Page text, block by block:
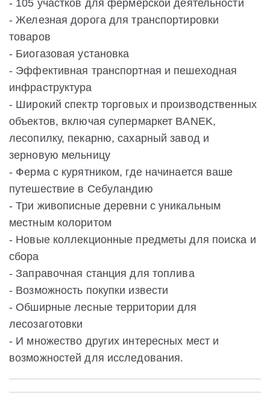
- 105 участков для фермерской деятельности
- Железная дорога для транспортировки
товаров
- Биогазовая установка
- Эффективная транспортная и пешеходная
инфраструктура
- Широкий спектр торговых и производственных
объектов, включая супермаркет BANEK,
лесопилку, пекарню, сахарный завод и
зерновую мельницу
- Ферма с курятником, где начинается ваше
путешествие в Себуландию
- Три живописные деревни с уникальным
местным колоритом
- Новые коллекционные предметы для поиска и
сбора
- Заправочная станция для топлива
- Возможность покупки извести
- Обширные лесные территории для
лесозаготовки
- И множество других интересных мест и
возможностей для исследования.